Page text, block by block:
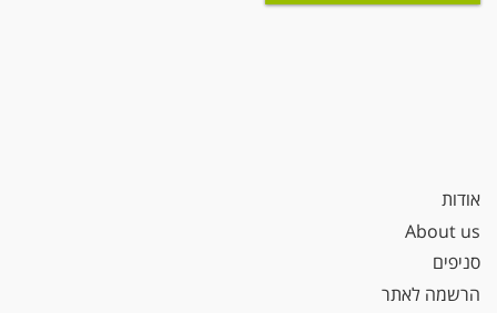
אודות
About us
סניפים
הרשמה לאתר